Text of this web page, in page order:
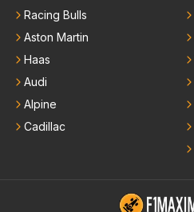
Racing Bulls
Aston Martin
Haas
Audi
Alpine
Cadillac